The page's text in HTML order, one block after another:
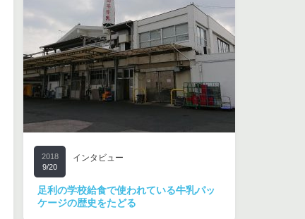
2018
9/20
インタビュー
足利の学校給食で使われている牛乳パッ
ケージの歴史をたどる